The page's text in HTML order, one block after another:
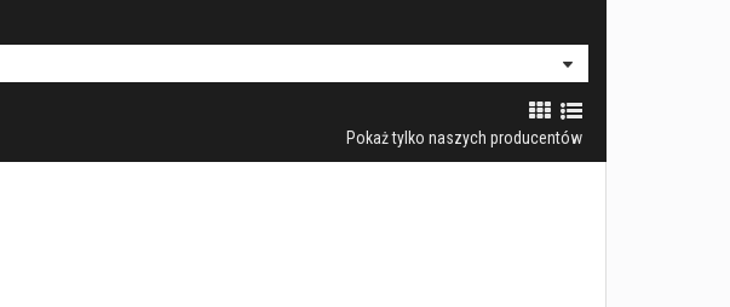
Pokaż tylko naszych producentów